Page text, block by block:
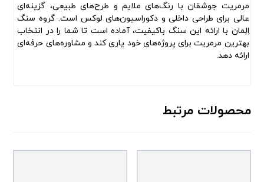
مرمریت جوشقان با رنگ‌های ملایم و طرح‌های طبیعی، گزینه‌ای
عالی برای طراحی داخلی و دکوراسیون‌های لوکس است. گروه سنگ
اِلِمان با ارائه این سنگ باکیفیت، آماده است تا شما را در انتخاب
بهترین مرمریت برای پروژه‌های خود یاری کند و مشاوره‌های حرفه‌ای
ارائه دهد.
محصولات مرتبط